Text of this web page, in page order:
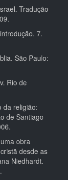
Tradução
7.
São Paulo:
Rio de
da religião:
de Santiago
obra
desde as
Niedhardt.